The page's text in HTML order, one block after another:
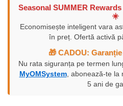
Vizor
Accesorii diverse
Seasonal SUMMER
☀️
Economisește inteligent vara
în preț. Ofertă activă
🎁 CADOU:
Nu rata siguranța pe termen
MyOMSystem, abonează-te la
5 ani de